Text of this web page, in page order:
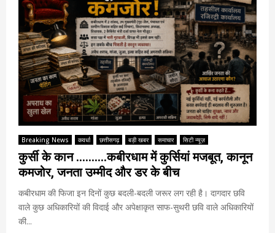
Breaking News कवर्धा छत्तीसगढ़ बड़ी खबर समाचार सिटी न्यूज़
कुर्सी के कान ……….कबीरधाम में कुर्सियां मजबूत, कानून
कमजोर, जनता उम्मीद और डर के बीच
कबीरधाम की फिजा इन दिनों कुछ बदली-बदली जरूर लग रही है। दागदार छवि
वाले कुछ अधिकारियों की विदाई और अपेक्षाकृत साफ-सुथरी छवि वाले अधिकारियों
की...